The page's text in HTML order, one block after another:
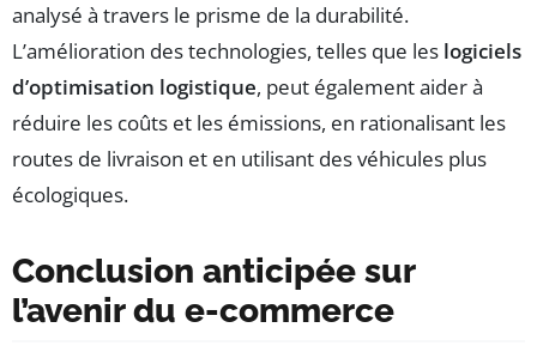
analysé à travers le prisme de la durabilité.
L’amélioration des technologies, telles que les logiciels
d’optimisation logistique, peut également aider à
réduire les coûts et les émissions, en rationalisant les
routes de livraison et en utilisant des véhicules plus
écologiques.
Conclusion anticipée sur
l’avenir du e-commerce